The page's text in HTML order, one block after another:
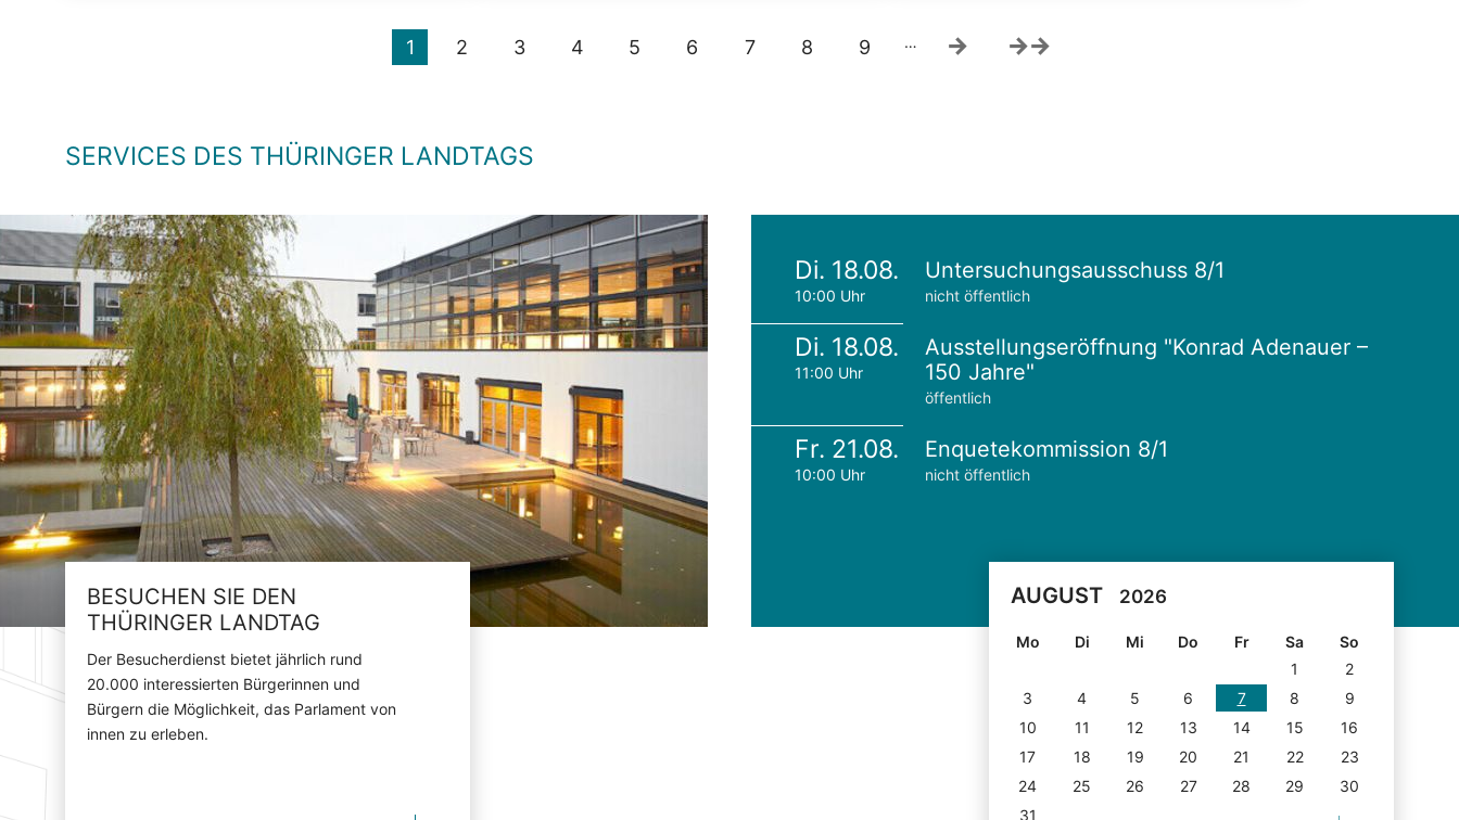
1 2 3 4 5 6 7 8 9 …
SERVICES DES THÜRINGER LANDTAGS
BESUCHEN SIE DEN
THÜRINGER LANDTAG
Der Besucherdienst bietet jährlich rund
20.000 interessierten Bürgerinnen und
Bürgern die Möglichkeit, das Parlament von
innen zu erleben.
Di. 18.08.
10:00 Uhr
Untersuchungsausschuss 8/1
nicht öffentlich
Di. 18.08.
11:00 Uhr
Ausstellungseröffnung "Konrad Adenauer –
150 Jahre"
öffentlich
Fr. 21.08.
10:00 Uhr
Enquetekommission 8/1
nicht öffentlich
AUGUST 2026
Mo Di Mi Do Fr Sa
So
1
2
3
4 5 6 7 8
9
10
11 12 13 14 15
16
17
18 19 20 21 22
23
24
25 26 27 28 29
30
31